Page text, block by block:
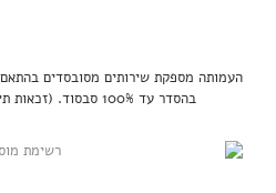
העמותה מספקת שירותים מסובסדים
בהסדר עד 100% סבסוד. (זכאות תיבדק על פי הקריטריונים)